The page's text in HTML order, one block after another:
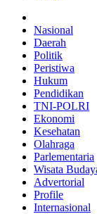
Nasional
Daerah
Politik
Peristiwa
Hukum
Pendidikan
TNI-POLRI
Ekonomi
Kesehatan
Olahraga
Parlementaria
Wisata
Advertorial
Profile
Internasional